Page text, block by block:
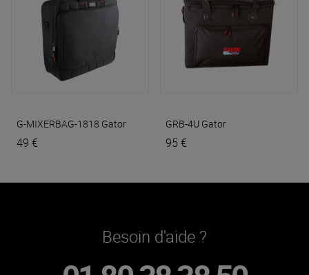
G-MIXERBAG-1818 Gator
49 €
GRB-4U Gator
95 €
Besoin d'aide ?